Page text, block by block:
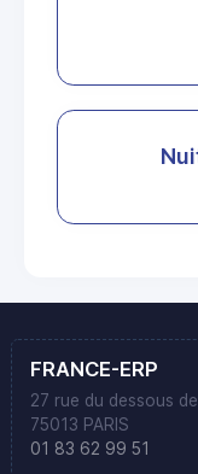
FRANCE-ERP
27 rue du dessous
75013 PARIS
01 83 62 99 51